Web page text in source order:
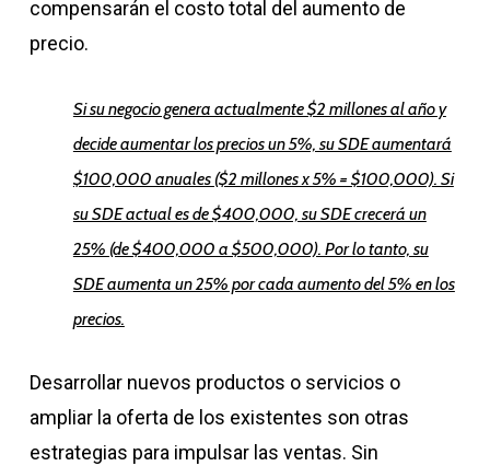
compensarán el costo total del aumento de
precio.
Si su negocio genera actualmente $2 millones al año y
decide aumentar los precios un 5%, su SDE aumentará
$100,000 anuales ($2 millones x 5% = $100,000). Si
su SDE actual es de $400,000, su SDE crecerá un
25% (de $400,000 a $500,000). Por lo tanto, su
SDE aumenta un 25% por cada aumento del 5% en los
precios.
Desarrollar nuevos productos o servicios o
ampliar la oferta de los existentes son otras
estrategias para impulsar las ventas. Sin